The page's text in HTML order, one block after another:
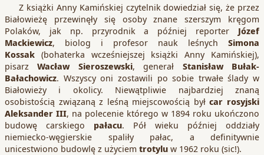
Z książki Anny Kamińskiej czytelnik dowiedział się, że przez
Białowieżę przewinęły się osoby znane szerszym kręgom
Polaków, jak np. przyrodnik a później reporter Józef
Mackiewicz, biolog i profesor nauk leśnych Simona
Kossak (bohaterka wcześniejszej książki Anny Kamińskiej),
pisarzWacław Sieroszewski, generał Stanisław Bułak-
Bałachowicz. Wszyscy oni zostawili po sobie trwałe ślady w
Białowieży i okolicy. Niewątpliwie najbardziej znaną
osobistością związaną z leśną miejscowością byłcar rosyjski
Aleksander III, na polecenie którego w 1894 roku ukończono
budowę carskiego pałacu. Pół wieku później oddziały
niemiecko-węgierskie spaliły pałac, a definitywnie
unicestwiono budowlę z użyciem trotylu w 1962 roku (sic!).